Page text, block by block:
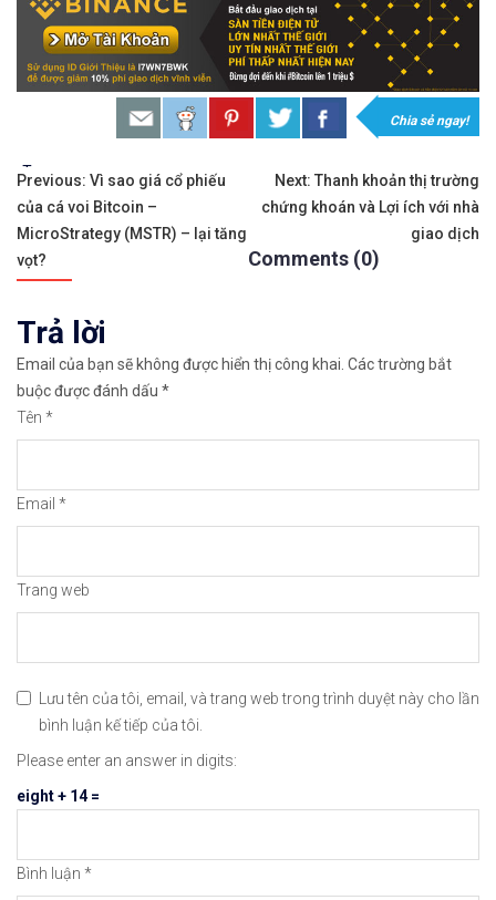
𝘟𝘦𝘮 𝘤𝘩𝘪 𝘵𝘪ế𝘵: https://chungkhoanforex.com/
𝐗𝐨á 𝐛ỏ 𝐥𝐨 𝐥ắ𝐧𝐠 𝐤𝐡𝐢 𝐭𝐡𝐚𝐦 𝐠𝐢𝐚 𝐭𝐡ị 𝐭𝐫ườ𝐧𝐠 𝐭à𝐢 𝐜𝐡í𝐧𝐡
𝘔ở 𝘵à𝘪 𝘬𝘩𝘰ả𝘯 𝘵𝘳ê𝘯 𝘴à𝘯 𝘌𝘹𝘯𝘦𝘴𝘴 𝘜𝘺 𝘛í𝘯 𝘷à 𝘱𝘩ù
𝘔ở 𝘵à𝘪 𝘬𝘩𝘰ả𝘯 𝘵𝘳ê𝘯 𝘴à𝘯 𝘐𝘊𝘔𝘢𝘳𝘬𝘦𝘵𝘴 𝘯ổ𝘪 𝘵𝘪ế𝘯𝘨
𝘔ở 𝘵à𝘪 𝘬𝘩𝘰ả𝘯 𝘵𝘳ê𝘯 𝘴à𝘯 𝘉𝘪𝘯𝘢𝘯𝘤𝘦 𝘯ổ𝘪 𝘵𝘪ế𝘯𝘨 𝘯𝘩ấ𝘵
https://chungkhoanforex.com/cong-bo-du-lieu-
Cảm ơn bạn đã xem thông tin
#icmarkets #binance #exness #taichinh #dautu
Chia sẻ ngay!
Tags:
Điều
hướng
bài
viết
Previous: Vì sao giá cổ phiếu
của cá voi Bitcoin –
MicroStrategy (MSTR) – lại tăng
vọt?
Next: Thanh khoản thị trường
chứng khoán và Lợi ích với nhà
giao dịch
Comments (0)
Trả lời
Email của bạn sẽ không được hiển thị công khai. Các trường bắt
buộc được đánh dấu *
Tên *
Email *
Trang web
Lưu tên của tôi, email, và trang web trong trình duyệt này cho lần
bình luận kế tiếp của tôi.
Please enter an answer in digits:
eight + 14 =
Bình luận *